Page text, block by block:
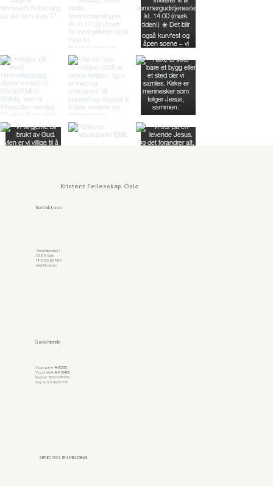
SEND OSS EN MELDING
Kontakt oss
Slemdalsveien 1
0369 Oslo
​Tlf: 900 95 865​
hei@kfoslo.no
Vipps gaver:#10332
Vipps tiende:#615450
Kontonr: 1503.13.88705
Org. nr: 994 022 105
Gave/tiende
Kristent Fellesskap Oslo